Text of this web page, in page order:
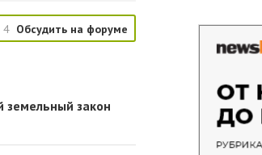
4 Обсудить на форуме
земельный закон